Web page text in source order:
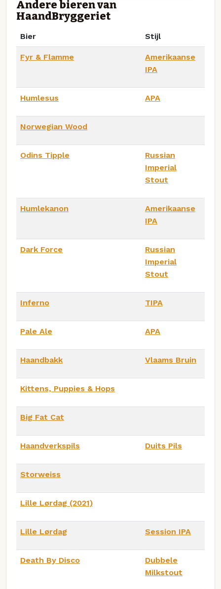
Andere bieren van
HaandBryggeriet
Bier Stijl
Fyr & Flamme
Amerikaanse
IPA
Humlesus APA
Norwegian Wood
Odins Tipple
Russian
Imperial
Stout
Humlekanon
Amerikaanse
IPA
Dark Force
Russian
Imperial
Stout
Inferno TIPA
Pale Ale APA
Haandbakk Vlaams Bruin
Kittens, Puppies & Hops
Big Fat Cat
Haandverkspils Duits Pils
Storweiss
Lille Lørdag (2021)
Lille Lørdag Session IPA
Death By Disco
Dubbele
Milkstout